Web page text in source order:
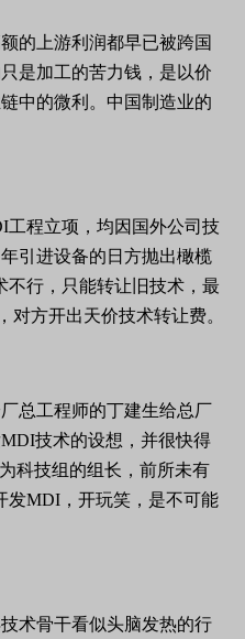
的上游利润都早已被跨国
是加工的苦力钱，是以价
中的微利。中国制造业的
工程立项，均因国外公司技
引进设备的日方抛出橄榄
不行，只能转让旧技术，最
对方开出天价技术转让费。
总工程师的丁建生给总厂
技术的设想，并很快得
科技组的组长，前所未有
发MDI，开玩笑，是不可能
术骨干看似头脑发热的行